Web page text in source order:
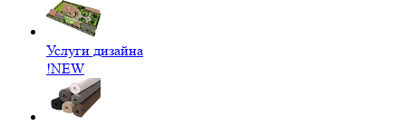
Услуги дизайна
!NEW